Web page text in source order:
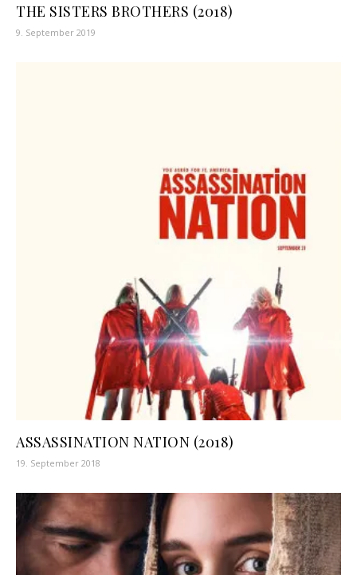
THE SISTERS BROTHERS (2018)
9. September 2019
ASSASSINATION NATION (2018)
19. September 2018